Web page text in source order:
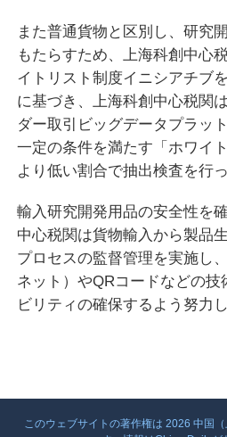
また普通貨物と区別し、研究
もたらすため、上海科創中心
イトリスト制度イニシアチブ
に基づき、上海科創中心税関
ダー取引ビッグデータプラッ
一定の条件を満たす「ホワイ
より低い割合で抽出検査を行っ
輸入研究開発用品の安全性を
中心税関は貨物輸入から製品
プロセスの監督管理を実施し
ネット）やQRコードなどの
ビリティの確保するよう努力
このウェブサイトの著作権は 2026 中国（